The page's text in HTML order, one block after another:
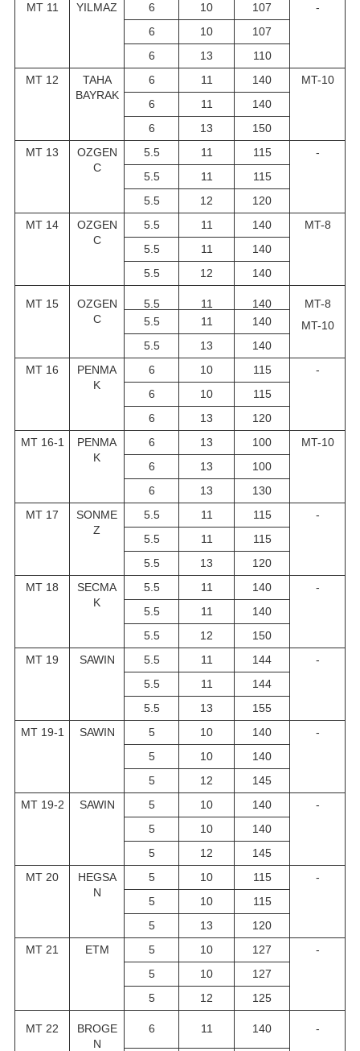
MT 11 YILMAZ 6 10 107
-
6
10
107
6
13
110
MT 12
TAHA
BAYRAK
6 11 140
MT-10
6
11
140
6
13
150
MT 13
OZGEN
C
5.5 11 115
-
5.5
11
115
5.5
12
120
MT 14
OZGEN
C
5.5 11 140
MT-8
5.5
11
140
5.5
12 140
MT 15
OZGEN
C
5.5 11 140
MT-8
MT-10
5.5 11
140
5.5
13
140
MT 16
PENMA
K
6 10 115
-
6
10
115
6
13
120
MT 16-1
PENMA
K
6 13 100
MT-10
6
13
100
6
13
130
MT 17
SONME
Z
5.5 11 115
-
5.5
11
115
5.5
13
120
MT 18
SECMA
K
5.5 11 140
-
5.5
11
140
5.5
12
150
MT 19
SAWIN 5.5 11 144
-
5.5
11
144
5.5
13
155
MT 19-1
SAWIN 5 10 140
-
5
10
140
5
12
145
MT 19-2
SAWIN 5 10 140
-
5
10
140
5
12
145
MT 20
HEGSA
N
5 10 115
-
5
10
115
5
13
120
MT 21
ETM 5 10 127
-
5
10
127
5
12 125
MT 22
BROGE
N
6 11 140 -